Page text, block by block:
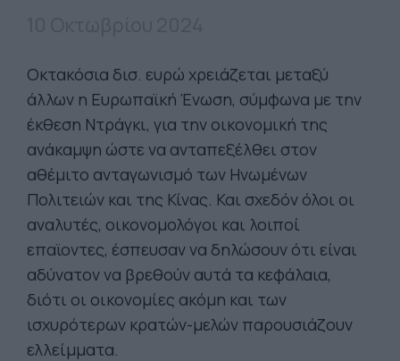
Οκτακόσια δισ. ευρώ χρειάζεται μεταξύ
άλλων η Ευρωπαϊκή Ένωση, σύμφωνα με την
έκθεση Ντράγκι, για την οικονομική της
ανάκαμψη ώστε να ανταπεξέλθει στον
αθέμιτο ανταγωνισμό των Ηνωμένων
Πολιτειών και της Κίνας. Και σχεδόν όλοι οι
αναλυτές, οικονομολόγοι και λοιποί
επαϊοντες, έσπευσαν να δηλώσουν ότι είναι
αδύνατον να βρεθούν αυτά τα κεφάλαια,
διότι οι οικονομίες ακόμη και των
ισχυρότερων κρατών-μελών παρουσιάζουν
ελλείμματα.